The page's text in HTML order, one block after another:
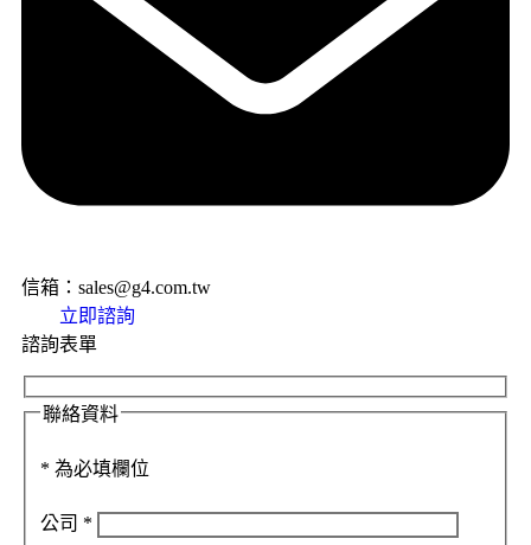
信箱：sales@g4.com.tw
立即諮詢
諮詢表單
聯絡資料
* 為必填欄位
公司 *